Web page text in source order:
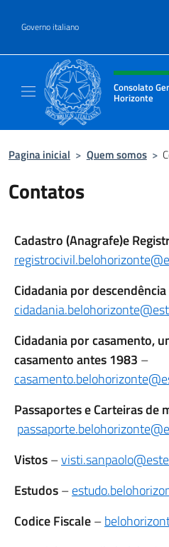
Governo italiano
Site, social e
Consolato
Horizonte
Pagina inicial > Quem somos >
Contatos
Cadastro (Anagrafe)e
Cidadania por descendência
Cidadania por casamento,
casamento antes 1983 –
Passaportes e Carteiras de
Vistos–
Estudos–
Codice Fiscale–